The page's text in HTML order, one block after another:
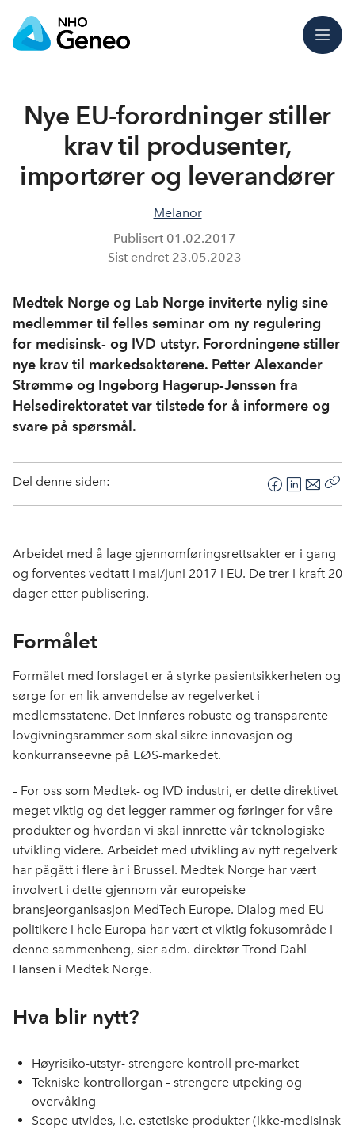
Meny
Nye EU-forordninger stiller
krav til produsenter,
importører og leverandører
Melanor
Publisert 01.02.2017
Sist endret 23.05.2023
Medtek Norge og Lab Norge inviterte nylig sine
medlemmer til felles seminar om ny regulering
for medisinsk- og IVD utstyr. Forordningene stiller
nye krav til markedsaktørene. Petter Alexander
Strømme og Ingeborg Hagerup-Jenssen fra
Helsedirektoratet var tilstede for å informere og
svare på spørsmål.
Del denne siden:
F
a
e
b
L
i
k
e
E
-
o
s
Arbeidet med å lage gjennomføringsrettsakter er i gang
og forventes vedtatt i mai/juni 2017 i EU. De trer i kraft 20
dager etter publisering.
Formålet
Formålet med forslaget er å styrke pasientsikkerheten og
sørge for en lik anvendelse av regelverket i
medlemsstatene. Det innføres robuste og transparente
lovgivningsrammer som skal sikre innovasjon og
konkurranseevne på EØS-markedet.
– For oss som Medtek- og IVD industri, er dette direktivet
meget viktig og det legger rammer og føringer for våre
produkter og hvordan vi skal innrette vår teknologiske
utvikling videre. Arbeidet med utvikling av nytt regelverk
har pågått i flere år i Brussel. Medtek Norge har vært
involvert i dette gjennom vår europeiske
bransjeorganisasjon MedTech Europe. Dialog med EU-
politikere i hele Europa har vært et viktig fokusområde i
denne sammenheng, sier adm. direktør Trond Dahl
Hansen i Medtek Norge.
Hva blir nytt?
Høyrisiko-utstyr- strengere kontroll pre-market
Tekniske kontrollorgan – strengere utpeking og
overvåking
Scope utvides, i.e. estetiske produkter (ikke-medisinsk